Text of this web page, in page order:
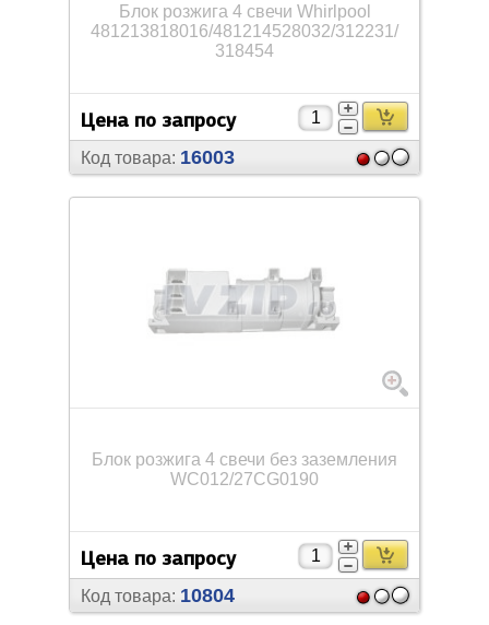
Блок розжига 4 свечи Whirlpool
481213818016/481214528032/312231/
318454
Цена по запросу
Код товара: 16003
Блок розжига 4 свечи без заземления
WC012/27CG0190
Цена по запросу
Код товара: 10804